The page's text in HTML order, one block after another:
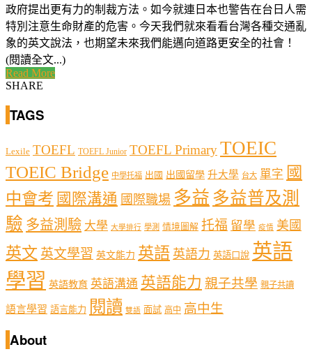
政府提出更有力的制裁方法。如今就連日本也警告在台日人需
特別注意生命財產的危害。今天我們就來看看台灣各種交通亂
象的英文說法，也期望未來我們能邁向道路更安全的社會！
(閱讀全文...)
Read More
SHARE
TAGS
Lexile TOEFL TOEFL Junior TOEFL PrimaryTOEIC
TOEIC Bridge 中學托福 出國 出國留學 升大學 台大 單字 國
中會考 國際溝通 國際職場 多益 多益普及測
驗 多益測驗 大學 大學排行 學測 情境圖解 托福 留學 疫情 美國
英文 英文學習 英文能力 英語 英語力 英語口說 英語
學習 英語教育 英語溝通 英語能力 親子共學 親子共讀
語言學習 語言能力 閱讀 雙語 面試 高中 高中生
About